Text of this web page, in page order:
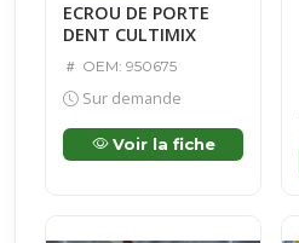
ECROU DE PORTE
DENT CULTIMIX
OEM: 950675
Sur demande
Voir la fiche